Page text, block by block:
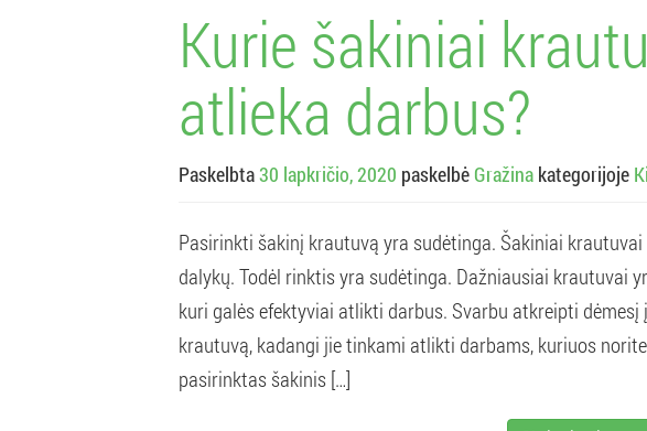
Kurie šakiniai
atlieka darbus?
Paskelbta30 lapkričio, 2020 paskelbė Gražina kategorijoje
Pasirinkti šakinį krautuvą yra sudėtinga. Šakiniai
dalykų. Todėl rinktis yra sudėtinga. Dažniausiai krautuvai
kuri galės efektyviai atlikti darbus. Svarbu atkreipti
krautuvą, kadangi jie tinkami atlikti darbams, kuriuos
pasirinktas šakinis […]